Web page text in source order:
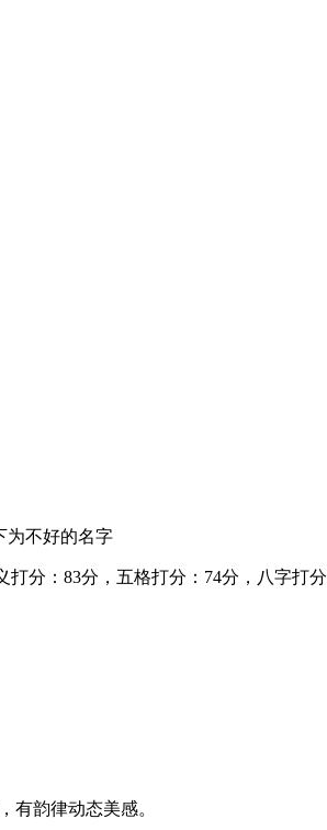
为不好的名字
分：83分，五格打分：74分，八字打
有韵律动态美感。